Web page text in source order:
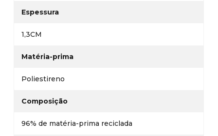
Espessura
1,3CM
Matéria-prima
Poliestireno
Composição
96% de matéria-prima reciclada